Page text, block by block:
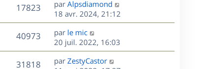
e
s
n
i
e
r
m
e
s
17823V
u
e
s
D
e
r
n
i
e
r
par Alpsdiamond
18 avr. 2024, 21:12
40973V
u
D
e
r
n
par le mic
20 juil. 2022, 16:03
31818V
D
par ZestyCastor